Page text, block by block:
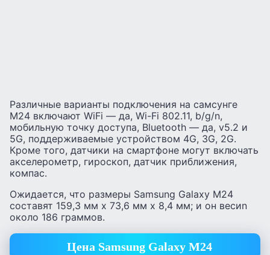
Различные варианты подключения на самсунге
М24 включают WiFi — да, Wi-Fi 802.11, b/g/n,
мобильную точку доступа, Bluetooth — да, v5.2 и
5G, поддерживаемые устройством 4G, 3G, 2G.
Кроме того, датчики на смартфоне могут включать
акселерометр, гироскоп, датчик приближения,
компас.
Ожидается, что размеры Samsung Galaxy M24
составят 159,3 мм x 73,6 мм x 8,4 мм; и он весиn
около 186 граммов.
Цена Samsung Galaxy M24